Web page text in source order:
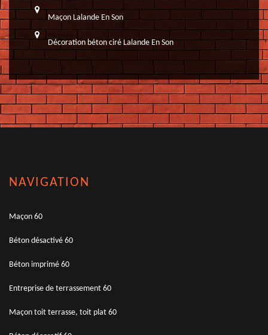
Maçon Lalande En Son
Décoration béton ciré Lalande En Son
NAVIGATION
Maçon 60
Béton désactivé 60
Béton imprimé 60
Entreprise de terrassement 60
Maçon toit terrasse, toit plat 60